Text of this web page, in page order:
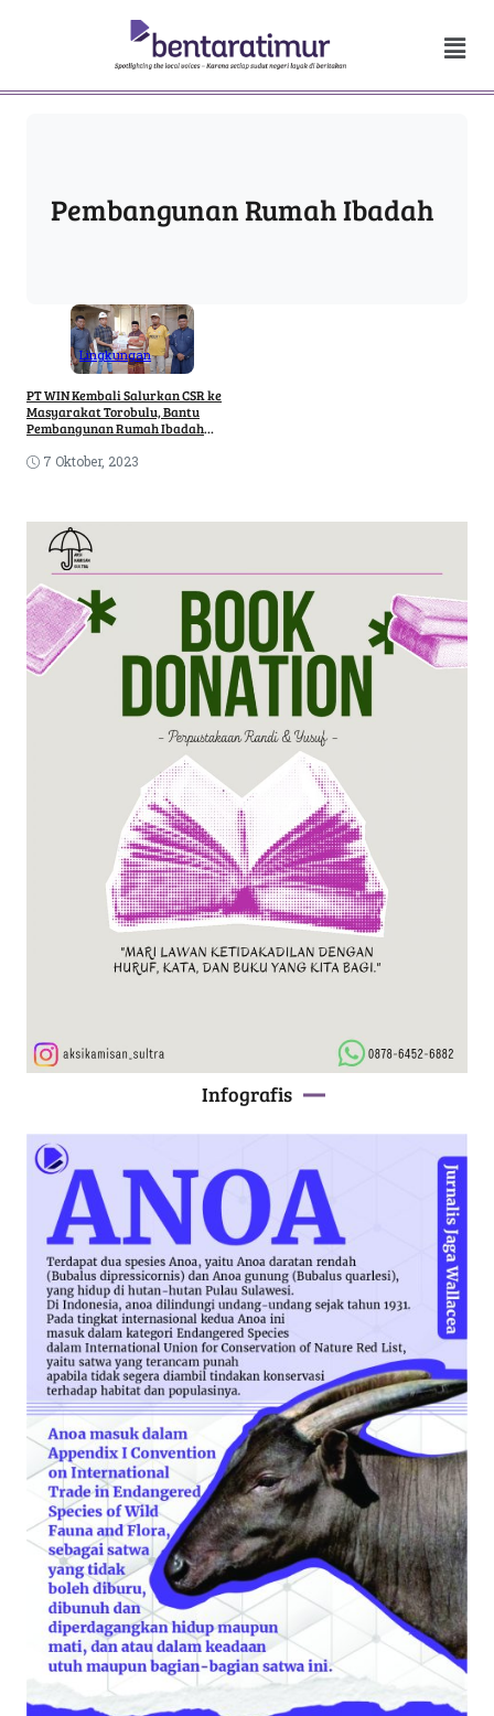
Pembangunan Rumah Ibadah
Lingkungan
PT WIN Kembali Salurkan CSR ke
Masyarakat Torobulu, Bantu
Pembangunan Rumah Ibadah
7 Oktober, 2023
Infografis